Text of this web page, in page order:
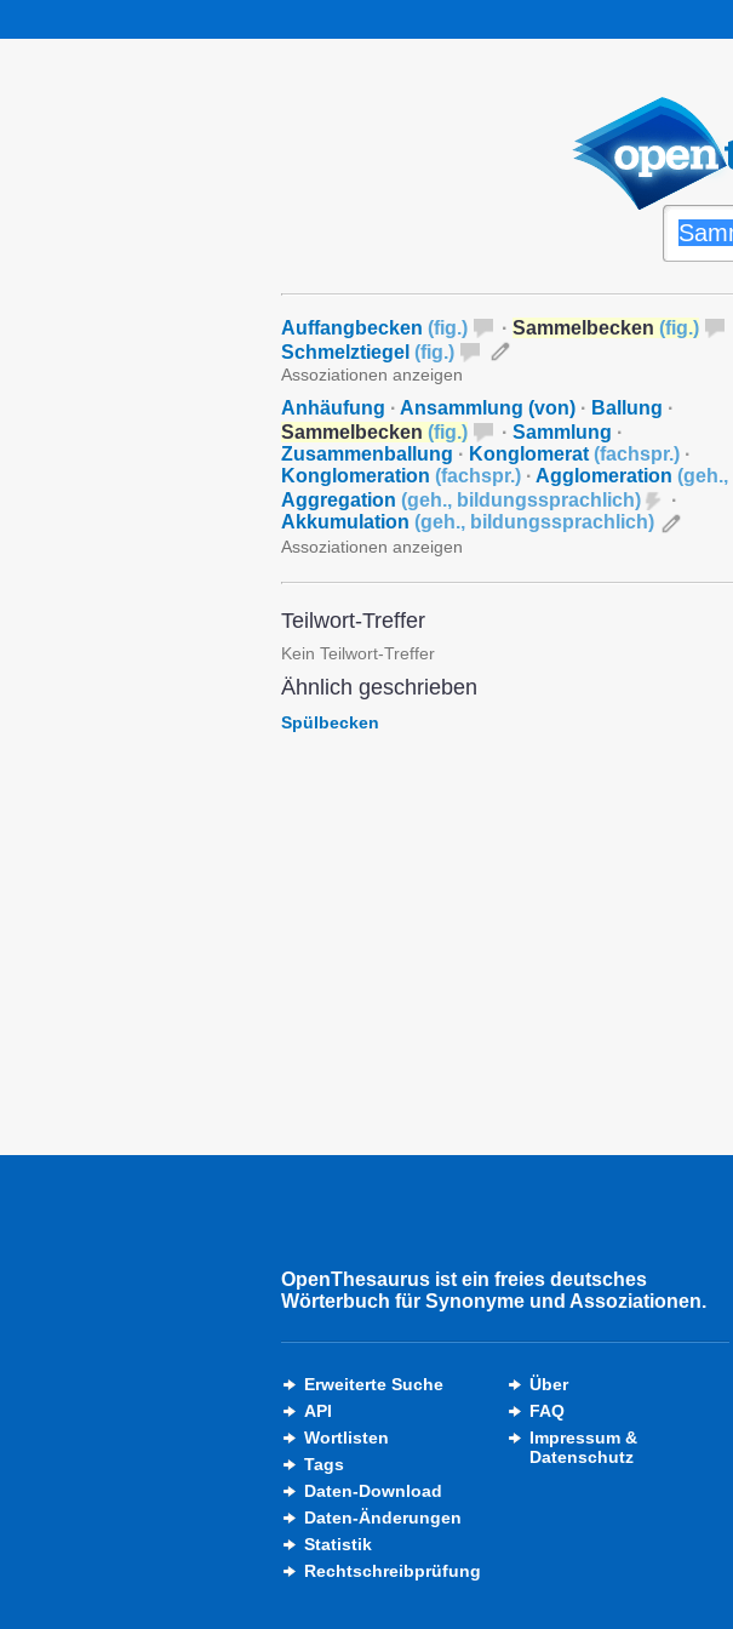
Auffangbecken (fig.) · Sammelbecken (fig.)
Schmelztiegel (fig.)
Assoziationen anzeigen
Anhäufung · Ansammlung (von) · Ballung ·
Sammelbecken (fig.) · Sammlung ·
Zusammenballung · Konglomerat (fachspr.) ·
Konglomeration (fachspr.) · Agglomeration (geh.,
Aggregation (geh., bildungssprachlich)
·
Akkumulation (geh., bildungssprachlich)
Assoziationen anzeigen
Teilwort-Treffer
Kein Teilwort-Treffer
Ähnlich geschrieben
Spülbecken
OpenThesaurus ist ein freies deutsches
Wörterbuch für Synonyme und Assoziationen.
Erweiterte Suche
API
Wortlisten
Tags
Daten-Download
Daten-Änderungen
Statistik
Rechtschreibprüfung
Über
FAQ
Impressum &
Datenschutz